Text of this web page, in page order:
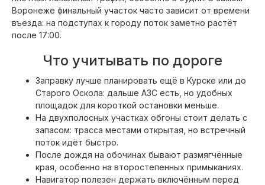
Воронеже финальный участок часто зависит от времени
въезда: на подступах к городу поток заметно растёт
после 17:00.
Что учитывать по дороге
Заправку лучше планировать ещё в Курске или до
Старого Оскола: дальше АЗС есть, но удобных
площадок для короткой остановки меньше.
На двухполосных участках обгоны стоит делать с
запасом: трасса местами открытая, но встречный
поток идёт быстро.
После дождя на обочинах бывают размягчённые
края, особенно на второстепенных примыканиях.
Навигатор полезен держать включённым перед